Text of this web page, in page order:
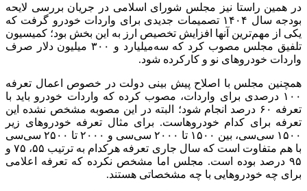
در همین راستا نیز مجلس شورای اسلامی در جریان بررسی لایحه
بودجه سال ۱۴۰۴ تصمیمات جدیدی برای واردات خودرو گرفت که
یکی از مهم‌ترین آنها افزایش تخصیص ارز به این بخش بود؛ کمیسیون
تلفیق مجلس مصوب کرد که سه‌میلیارد و ۳۰۰ میلیون دلار صرف
واردات خودروهای نو و کارکرده شود.
همچنین مجلس با اصلاح پیش بینی دولت در خصوص اعمال تعرفه
۱۰۰ درصدی برای واردات، مصوب کرده که واردات خودرو باید با
تعرفه ۶۰ درصد انجام شود؛ البته در این مصوبه مشخص نشده این
تعرفه برای کدام خودروهاست. برای مثال تعرفه خودروهای زیر
۱۵۰۰ سی‌سی، بین ۱۵۰۰ تا ۲۰۰۰ سی‌سی و ۲۰۰۰ تا ۲۵۰۰ سی‌سی
با هم متفاوت است که سال جاری تعرفه هرکدام به ترتیب ۵۵، ۷۵ و
۹۵ درصد بوده است. مجلس اما مشخص نکرده که تعرفه اعلامی
برای چه خودروهایی با چه مشخصاتی هستند.